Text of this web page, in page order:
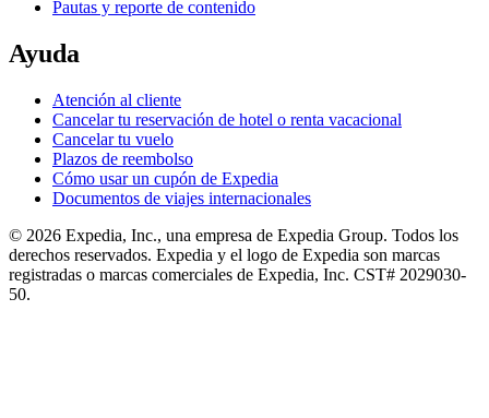
Pautas y reporte de contenido
Ayuda
Atención al cliente
Cancelar tu reservación de hotel o renta vacacional
Cancelar tu vuelo
Plazos de reembolso
Cómo usar un cupón de Expedia
Documentos de viajes internacionales
© 2026 Expedia, Inc., una empresa de Expedia Group. Todos los
derechos reservados. Expedia y el logo de Expedia son marcas
registradas o marcas comerciales de Expedia, Inc. CST# 2029030-
50.